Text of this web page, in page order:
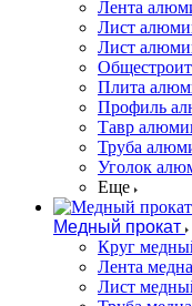
Лента
Лист
Лист
Плита
Профиль
Тавр
Труба
Уголок
Еще
Медный прокат
Круг
Лента
Лист